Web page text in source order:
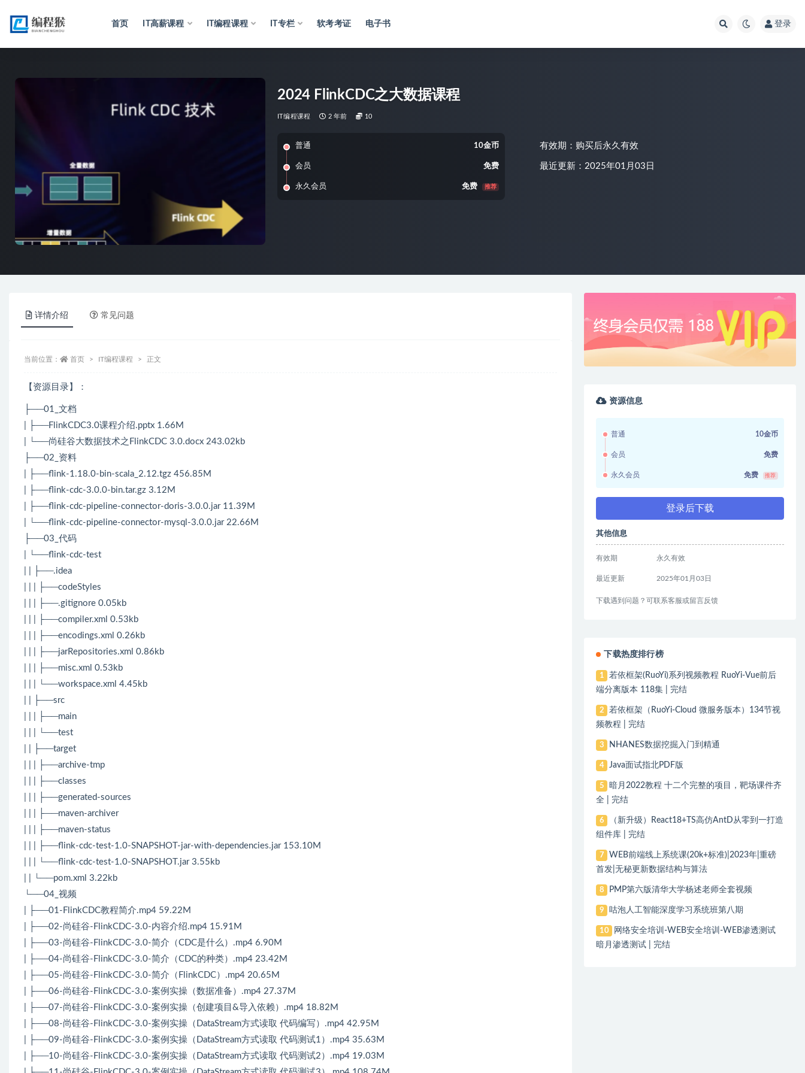
首页 IT高薪课程 IT编程课程 IT专栏 软考考证 电子书 登录
2024 FlinkCDC之大数据课程
IT编程课程 2 年前 10
普通 10金币
会员 免费
永久会员 免费 推荐
有效期：购买后永久有效
最近更新：2025年01月03日
详情介绍 常见问题
当前位置： 首页 IT编程课程 正文
【资源目录】：
├──01_文档
| ├──FlinkCDC3.0课程介绍.pptx 1.66M
| └──尚硅谷大数据技术之FlinkCDC 3.0.docx 243.02kb
├──02_资料
| ├──flink-1.18.0-bin-scala_2.12.tgz 456.85M
| ├──flink-cdc-3.0.0-bin.tar.gz 3.12M
| ├──flink-cdc-pipeline-connector-doris-3.0.0.jar 11.39M
| └──flink-cdc-pipeline-connector-mysql-3.0.0.jar 22.66M
├──03_代码
| └──flink-cdc-test
| | ├──.idea
| | | ├──codeStyles
| | | ├──.gitignore 0.05kb
| | | ├──compiler.xml 0.53kb
| | | ├──encodings.xml 0.26kb
| | | ├──jarRepositories.xml 0.86kb
| | | ├──misc.xml 0.53kb
| | | └──workspace.xml 4.45kb
| | ├──src
| | | ├──main
| | | └──test
| | ├──target
| | | ├──archive-tmp
| | | ├──classes
| | | ├──generated-sources
| | | ├──maven-archiver
| | | ├──maven-status
| | | ├──flink-cdc-test-1.0-SNAPSHOT-jar-with-dependencies.jar 153.10M
| | | └──flink-cdc-test-1.0-SNAPSHOT.jar 3.55kb
| | └──pom.xml 3.22kb
└──04_视频
| ├──01-FlinkCDC教程简介.mp4 59.22M
| ├──02-尚硅谷-FlinkCDC-3.0-内容介绍.mp4 15.91M
| ├──03-尚硅谷-FlinkCDC-3.0-简介（CDC是什么）.mp4 6.90M
| ├──04-尚硅谷-FlinkCDC-3.0-简介（CDC的种类）.mp4 23.42M
| ├──05-尚硅谷-FlinkCDC-3.0-简介（FlinkCDC）.mp4 20.65M
| ├──06-尚硅谷-FlinkCDC-3.0-案例实操（数据准备）.mp4 27.37M
| ├──07-尚硅谷-FlinkCDC-3.0-案例实操（创建项目&导入依赖）.mp4 18.82M
| ├──08-尚硅谷-FlinkCDC-3.0-案例实操（DataStream方式读取 代码编写）.mp4 42.95M
| ├──09-尚硅谷-FlinkCDC-3.0-案例实操（DataStream方式读取 代码测试1）.mp4 35.63M
| ├──10-尚硅谷-FlinkCDC-3.0-案例实操（DataStream方式读取 代码测试2）.mp4 19.03M
资源信息
普通 10金币
会员 免费
永久会员 免费 推荐
登录后下载
其他信息
有效期 永久有效
最近更新 2025年01月03日
下载遇到问题？可联系客服或留言反馈
下载热度排行榜
1
若依框架(RuoYi)系列视频教程 RuoYi-Vue前后
端分离版本 118集 | 完结
2
若依框架（RuoYi-Cloud 微服务版本）134节视
频教程 | 完结
3 NHANES数据挖掘入门到精通
4 Java面试指北PDF版
5
暗月2022教程 十二个完整的项目，靶场课件齐
全 | 完结
6
（新升级）React18+TS高仿AntD从零到一打造
组件库 | 完结
7
WEB前端线上系统课(20k+标准)|2023年|重磅
首发|无秘更新数据结构与算法
8 PMP第六版清华大学杨述老师全套视频
9 咕泡人工智能深度学习系统班第八期
10
网络安全培训-WEB安全培训-WEB渗透测试
暗月渗透测试 | 完结